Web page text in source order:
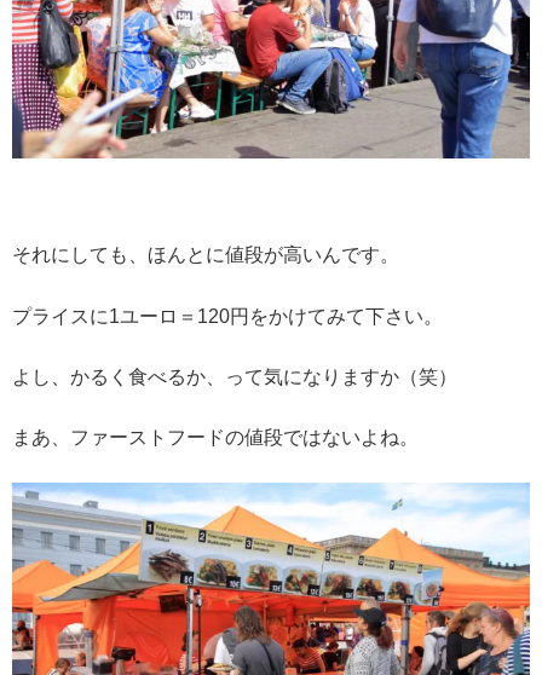
それにしても、ほんとに値段が高いんです。
プライスに1ユーロ＝120円をかけてみて下さい。
よし、かるく食べるか、って気になりますか（笑）
まあ、ファーストフードの値段ではないよね。